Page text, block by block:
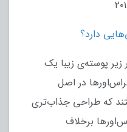
دارد؟
پوسته‌ی زیبا یک
در اصل
که طراحی جذاب‌تری
برخلاف